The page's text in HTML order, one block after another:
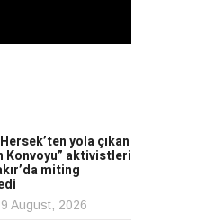
yola çıkan
Konvoyu” aktivistleri
miting
9 August, 2026